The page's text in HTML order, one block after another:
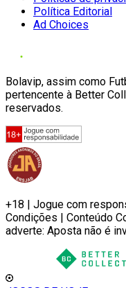
Política Editorial
Ad Choices
Bolavip, assim como
pertencente à Better
reservados.
+18 | Jogue com
Condições | Conteúdo
adverte: Aposta não é